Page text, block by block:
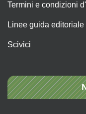
Termini e condizioni
Linee guida
Scivici